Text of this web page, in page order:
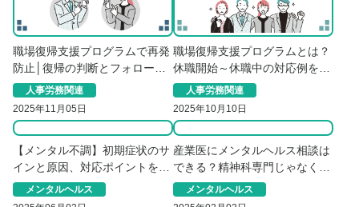
職場復帰支援プログラムで再発
防止│復帰の判断とフォローア
ップ【後編】
人事労務関連
2025年11月05日
職場復帰支援プログラムとは？
休職開始～休職中の対応例を解
説【前編】
人事労務関連
2025年10月10日
【メンタル不調】初期症状のサ
インと原因、対応ポイントを解
説 メンタルヘルス
産業医にメンタルヘルス相談は
できる？精神科専門じゃなくて
も大丈夫な理由
メンタルヘルス